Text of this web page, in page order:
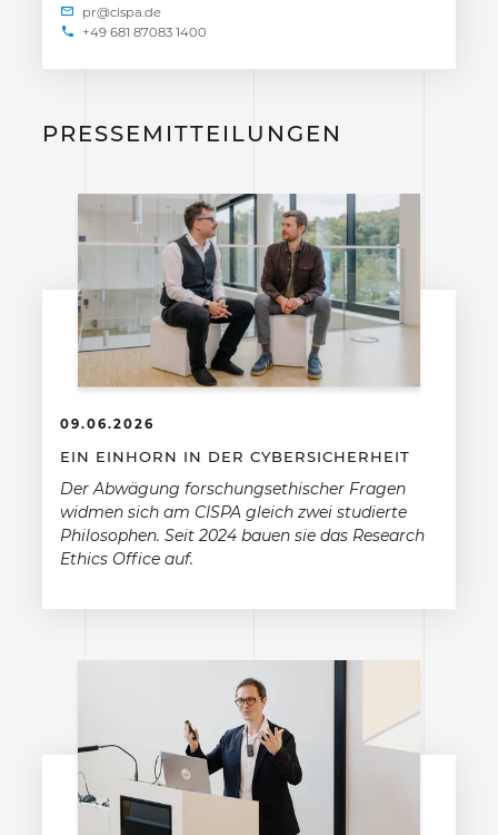
+49 681 87083 1400
PRESSEMITTEILUNGEN
09.06.2026
EIN EINHORN IN DER CYBERSICHERHEIT
Der Abwägung forschungsethischer Fragen
widmen sich am CISPA gleich zwei studierte
Philosophen. Seit 2024 bauen sie das Research
Ethics Office auf.